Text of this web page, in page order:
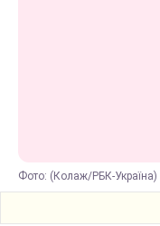
Фото: (Колаж/РБК-Україна)